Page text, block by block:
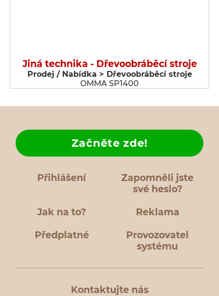
Jiná technika - Dřevoobráběcí stroje
Prodej / Nabídka > Dřevoobráběcí stroje
OMMA SP1400
Přihlášení
Zapomněli jste
své heslo?
Jak na to?
Začněte zde!
Reklama
Předplatné
Provozovatel
systému
Kontaktujte nás